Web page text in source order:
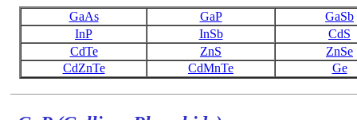
GaAs GaP
GaSb
InP
InSb
CdS
CdTe
ZnS
ZnSe
CdZnTe
CdMnTe Ge